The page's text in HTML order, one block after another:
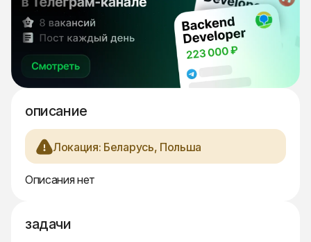
описание
Локация: Беларусь, Польша
Описания нет
задачи